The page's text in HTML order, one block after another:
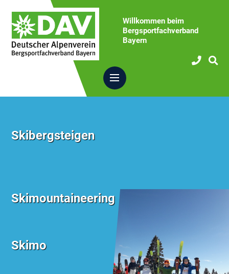
Willkommen beim
Bergsportfachverband
Bayern
Skibergsteigen
Skimountaineering
Skimo